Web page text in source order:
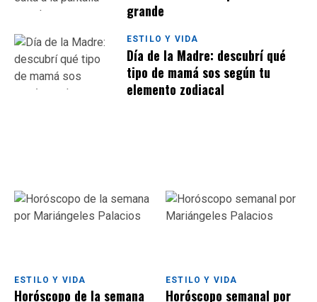
grande
ESTILO Y VIDA
Día de la Madre: descubrí qué
tipo de mamá sos según tu
elemento zodiacal
ESTILO Y VIDA
Horóscopo de la semana
ESTILO Y VIDA
Horóscopo semanal por